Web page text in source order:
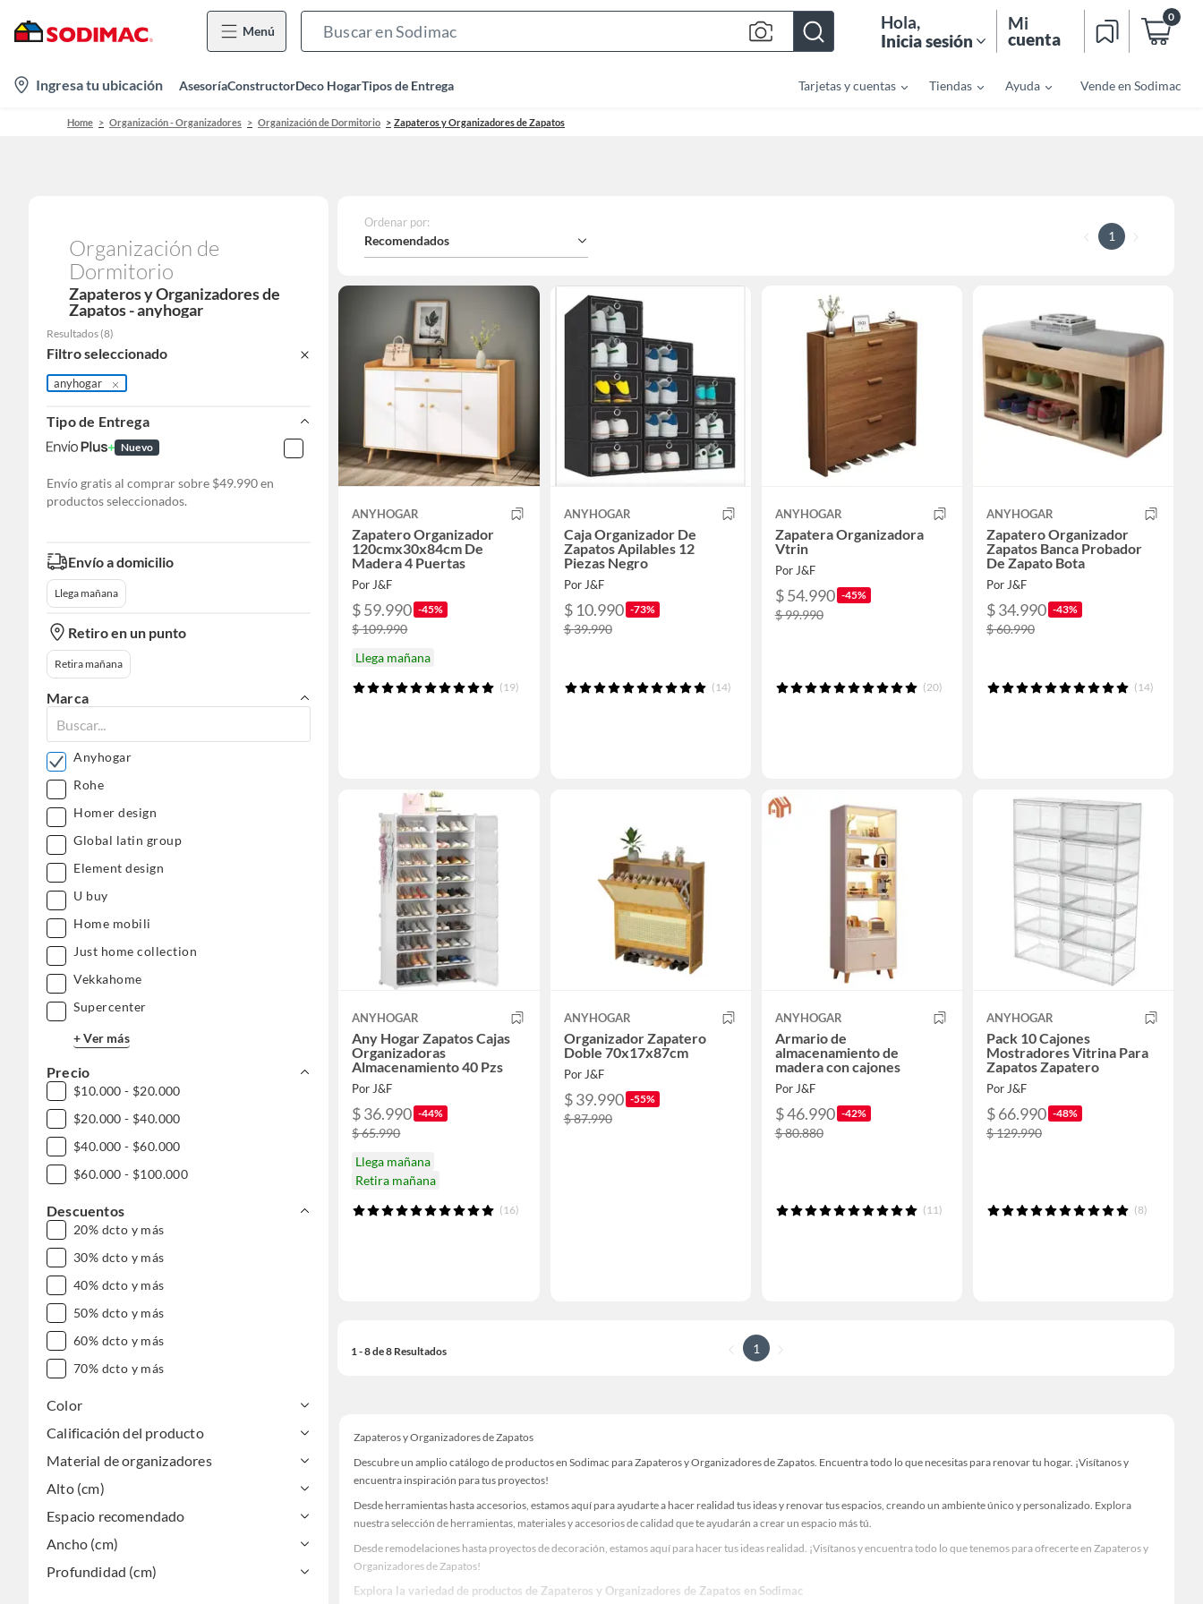
Menú
Bar
Hola,
Inicia sesión
Mi
cuenta
0
location-
icon
Ingresa tu ubicación AsesoríaConstructorDeco HogarTipos de Entrega Tarjetas y cuentas Tiendas Ayuda Vende en Sodimac
Home Organización - Organizadores Organización de Dormitorio Zapateros y Organizadores de Zapatos
Organización de
Dormitorio
Zapateros y Organizadores de
Zapatos - anyhogar
Resultados (8)
Filtro seleccionado
anyhogar
Tipo de Entrega
Nuevo
Envío gratis al comprar sobre $49.990 en
productos seleccionados.
Envío a domicilio
Llega mañana
Retiro en un punto
Retira mañana
Marca
Anyhogar
Rohe
Homer design
Global latin group
Element design
U buy
Home mobili
Just home collection
Vekkahome
Supercenter
+ Ver más
Precio
$10.000 - $20.000
$20.000 - $40.000
$40.000 - $60.000
$60.000 - $100.000
Descuentos
20% dcto y más
30% dcto y más
40% dcto y más
50% dcto y más
60% dcto y más
70% dcto y más
Color
Calificación del producto
Material de organizadores
Alto (cm)
Espacio recomendado
Ancho (cm)
Profundidad (cm)
Ordenar por:
Recomendados 1
ANYHOGAR
Zapatero Organizador
120cmx30x84cm De
Madera 4 Puertas
Por J&F
$ 59.990 -45%
$ 109.990
Llega mañana
(19)
ANYHOGAR
Caja Organizador De
Zapatos Apilables 12
Piezas Negro
Por J&F
$ 10.990 -73%
$ 39.990
(14)
ANYHOGAR
Zapatera Organizadora
Vtrin
Por J&F
$ 54.990 -45%
$ 99.990
(20)
ANYHOGAR
Zapatero Organizador
Zapatos Banca Probador
De Zapato Bota
Por J&F
$ 34.990 -43%
$ 60.990
(14)
ANYHOGAR
Any Hogar Zapatos Cajas
Organizadoras
Almacenamiento 40 Pzs
Por J&F
$ 36.990 -44%
$ 65.990
Llega mañana
Retira mañana
(16)
ANYHOGAR
Organizador Zapatero
Doble 70x17x87cm
Por J&F
$ 39.990 -55%
$ 87.990
ANYHOGAR
Armario de
almacenamiento de
madera con cajones
Por J&F
$ 46.990 -42%
$ 80.880
(11)
ANYHOGAR
Pack 10 Cajones
Mostradores Vitrina Para
Zapatos Zapatero
Por J&F
$ 66.990 -48%
$ 129.990
(8)
1 - 8 de 8 Resultados 1
Zapateros y Organizadores de Zapatos
Descubre un amplio catálogo de productos en Sodimac para Zapateros y Organizadores de Zapatos. Encuentra todo lo que necesitas para renovar tu hogar. ¡Visítanos y
encuentra inspiración para tus proyectos!
Desde herramientas hasta accesorios, estamos aquí para ayudarte a hacer realidad tus ideas y renovar tus espacios, creando un ambiente único y personalizado. Explora
nuestra selección de herramientas, materiales y accesorios de calidad que te ayudarán a crear un espacio más tú.
Desde remodelaciones hasta proyectos de decoración, estamos aquí para hacer tus ideas realidad. ¡Visítanos y encuentra todo lo que tenemos para ofrecerte en Zapateros y
Organizadores de Zapatos!
Explora la variedad de productos de Zapateros y Organizadores de Zapatos en Sodimac